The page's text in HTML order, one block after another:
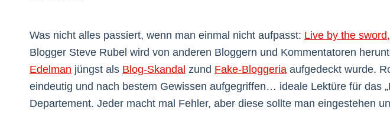
Was nicht alles passiert, wenn man einmal nicht aufpasst: Live by the
Blogger Steve Rubel wird von anderen Bloggern und Kommentatoren
Edelman jüngst als Blog-Skandal zund Fake-Bloggeria aufgedeckt wurde.
eindeutig und nach bestem Gewissen aufgegriffen… ideale Lektüre für das
Departement. Jeder macht mal Fehler, aber diese sollte man eingestehen